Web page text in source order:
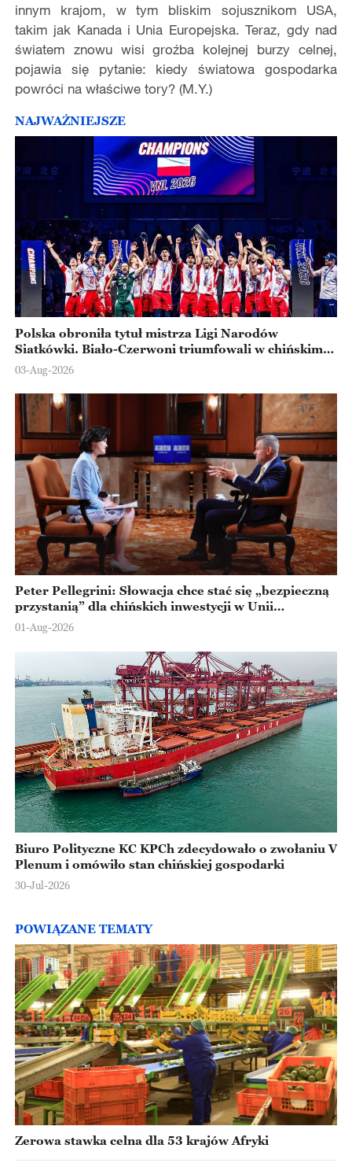
innym krajom, w tym bliskim sojusznikom USA,
takim jak Kanada i Unia Europejska. Teraz, gdy nad
światem znowu wisi groźba kolejnej burzy celnej,
pojawia się pytanie: kiedy światowa gospodarka
powróci na właściwe tory? (M.Y.)
NAJWAŻNIEJSZE
Polska obroniła tytuł mistrza Ligi Narodów
Siatkówki. Biało-Czerwoni triumfowali w chińskim
Ningbo
03-Aug-2026
Peter Pellegrini: Słowacja chce stać się „bezpieczną
przystanią” dla chińskich inwestycji w Unii
Europejskiej
01-Aug-2026
Biuro Polityczne KC KPCh zdecydowało o zwołaniu V
Plenum i omówiło stan chińskiej gospodarki
30-Jul-2026
POWIĄZANE TEMATY
Zerowa stawka celna dla 53 krajów Afryki